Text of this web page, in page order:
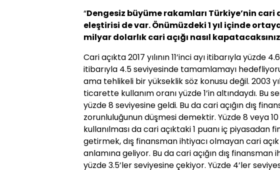
“Dengesiz büyüme rakam­ları Türkiye’nin cari
eleştirisi de var. Önü­müzdeki 1 yıl içinde
milyar dolarlık cari açığı nasıl
Cari açıkta 2017 yılının 11’inci ayı itibarıyla yüzde
itibarıyla 4.5 seviye­sinde tamamlamayı
ama tehli­keli bir yükseklik söz konusu değil. 2003
tica­rette kullanım oranı yüzde 1’in altın­daydı. Bu
yüzde 8 seviyesine geldi. Bu da cari açığın dış
zorunluluğunun düşmesi demektir. Yüzde 8 veya 10
kullanılması da cari açıktaki 1 puanı iç piyasadan
getirmek, dış finansman ihtiyacı olmayan cari
anlamına geliyor. Bu da cari açığın dış finans­man
yüzde 3.5’ler seviyesine çekiyor. Yüzde 4’ler